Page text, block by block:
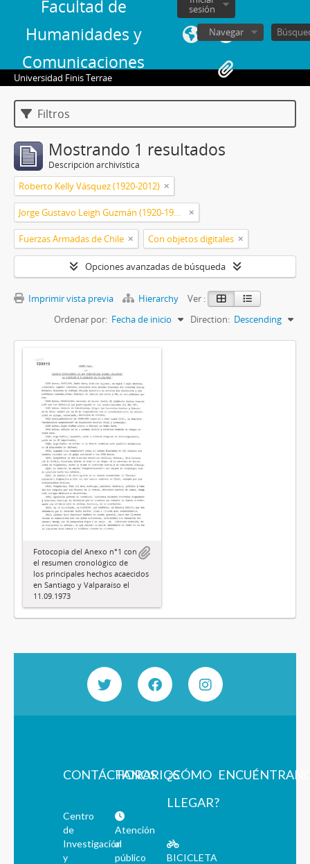
Facultad de
Humanidades y
Comunicaciones
sesión
Navegar
Universidad Finis Terrae
Filtros
Mostrando 1 resultados
Descripción archivística
Roberto Kelly Vásquez (1920-2012)
Jorge Gustavo Leigh Guzmán (1920-1999)
Fuerzas Armadas de Chile Con objetos digitales
Opciones avanzadas de búsqueda
Imprimir vista previa Hierarchy
Ver :
Ordenar por: Fecha de inicio Direction: Descending
Fotocopia del Anexo n°1 con
el resumen cronológico de
los principales hechos acaecidos
en Santiago y Valparaíso el
11.09.1973
CONTÁCTANOS
Centro
de
Investigación
y
HORARIOS
Atención
al
público
¿CÓMO
LLEGAR?
BICICLETA